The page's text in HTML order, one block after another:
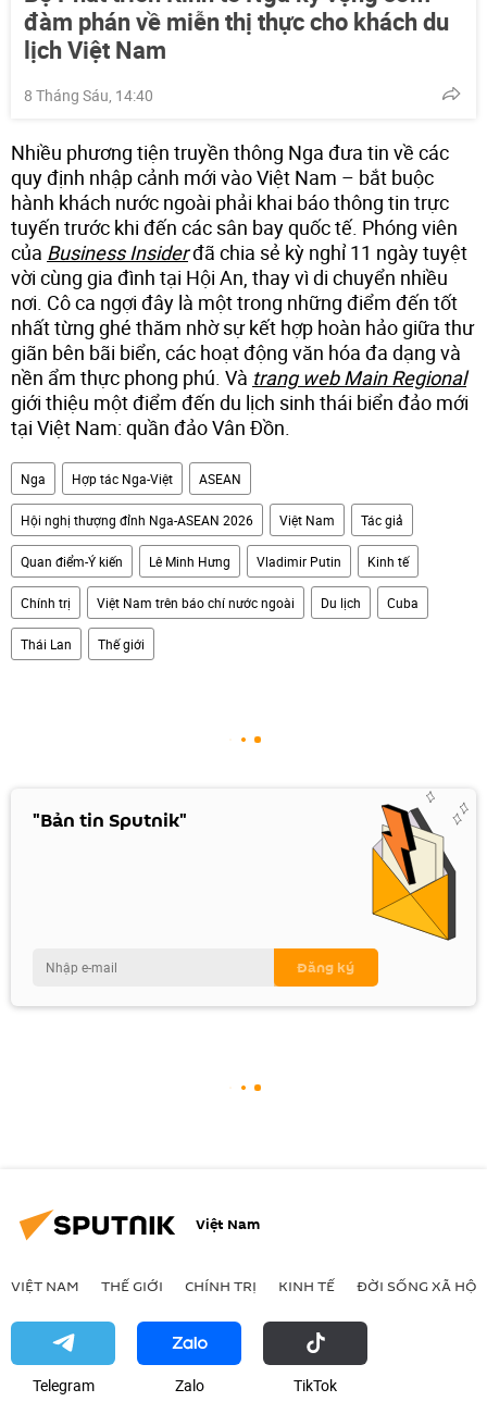
đàm phán về miễn thị thực cho khách du
lịch Việt Nam
8 Tháng Sáu, 14:40
Nhiều phương tiện truyền thông Nga đưa tin về các
quy định nhập cảnh mới vào Việt Nam – bắt buộc
hành khách nước ngoài phải khai báo thông tin trực
tuyến trước khi đến các sân bay quốc tế. Phóng viên
của Business Insiderđã chia sẻ kỳ nghỉ 11 ngày tuyệt
vời cùng gia đình tại Hội An, thay vì di chuyển nhiều
nơi. Cô ca ngợi đây là một trong những điểm đến tốt
nhất từng ghé thăm nhờ sự kết hợp hoàn hảo giữa thư
giãn bên bãi biển, các hoạt động văn hóa đa dạng và
nền ẩm thực phong phú. Và trang web Main Regional
giới thiệu một điểm đến du lịch sinh thái biển đảo mới
tại Việt Nam: quần đảo Vân Đồn.
Nga Hợp tác Nga-Việt ASEAN
Hội nghị thượng đỉnh Nga-ASEAN 2026 Việt Nam Tác giả
Quan điểm-Ý kiến Lê Minh Hưng Vladimir Putin Kinh tế
Chính trị Việt Nam trên báo chí nước ngoài Du lịch Cuba
Thái Lan Thế giới
"Bản tin Sputnik"
Việt Nam
VIỆT NAM THẾ GIỚI CHÍNH TRỊ KINH TẾ ĐỜI SỐNG XÃ HỘI
Telegram Zalo ТikТоk